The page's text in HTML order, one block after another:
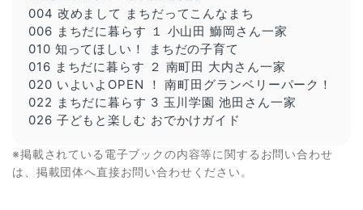
004 改めまして まちだってこんなまち
006 まちだに暮らす １ 小山田 鰤岡さん一家
010 知ってほしい！ まちだの子育て
016 まちだに暮らす ２ 南町田 大内さん一家
020 いよいよOPEN ！ 南町田グランベリーパーク！
022 まちだに暮らす 3 玉川学園 池田さん一家
026 子どもと楽しむ おでかけガイド
※掲載されている電子ブックの内容等に関するお問い合わせ
は、掲載団体へ直接お問い合わせください。